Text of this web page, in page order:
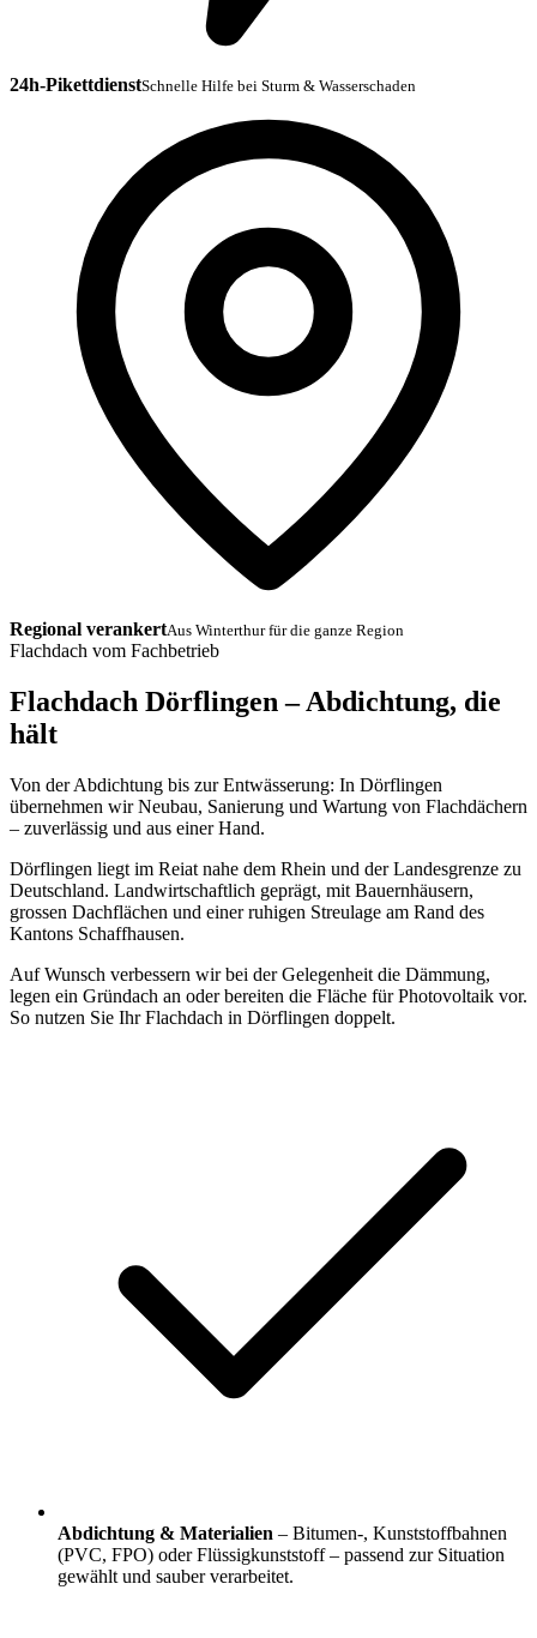
24h-PikettdienstSchnelle Hilfe bei Sturm & Wasserschaden
Regional verankertAus Winterthur für die ganze Region
Flachdach vom Fachbetrieb
Flachdach Dörflingen – Abdichtung, die
hält
Von der Abdichtung bis zur Entwässerung: In Dörflingen
übernehmen wir Neubau, Sanierung und Wartung von Flachdächern
– zuverlässig und aus einer Hand.
Dörflingen liegt im Reiat nahe dem Rhein und der Landesgrenze zu
Deutschland. Landwirtschaftlich geprägt, mit Bauernhäusern,
grossen Dachflächen und einer ruhigen Streulage am Rand des
Kantons Schaffhausen.
Auf Wunsch verbessern wir bei der Gelegenheit die Dämmung,
legen ein Gründach an oder bereiten die Fläche für Photovoltaik vor.
So nutzen Sie Ihr Flachdach in Dörflingen doppelt.
Abdichtung & Materialien – Bitumen-, Kunststoffbahnen
(PVC, FPO) oder Flüssigkunststoff – passend zur Situation
gewählt und sauber verarbeitet.